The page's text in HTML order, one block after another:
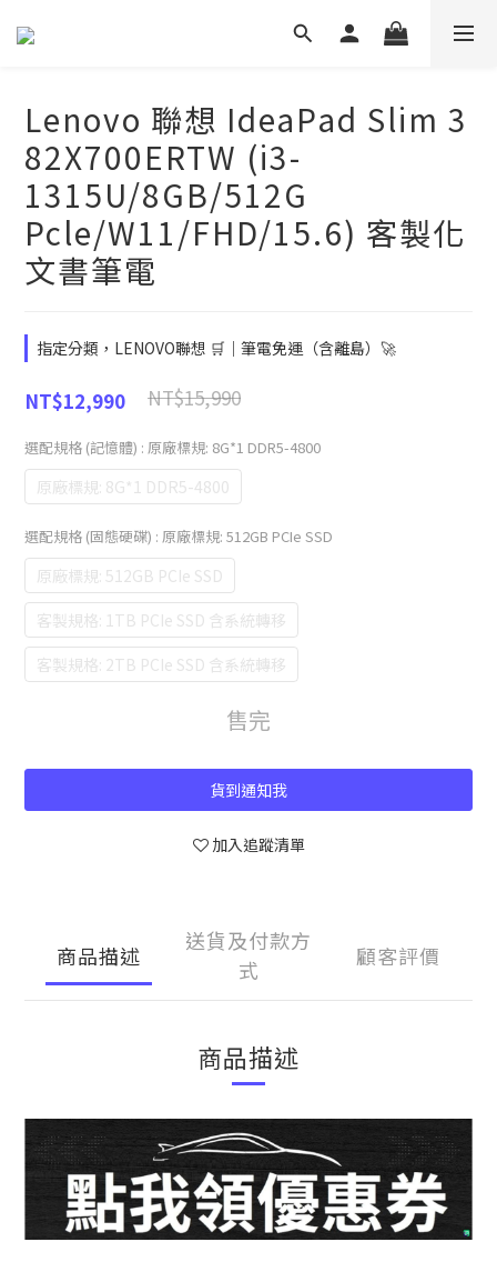
Lenovo 聯想 IdeaPad Slim 3
82X700ERTW (i3-
1315U/8GB/512G
Pcle/W11/FHD/15.6) 客製化
文書筆電
指定分類，LENOVO聯想 🛒｜筆電免運（含離島）🚀
NT$15,990
NT$12,990
選配規格 (記憶體) : 原廠標規: 8G*1 DDR5-4800
原廠標規: 8G*1 DDR5-4800
選配規格 (固態硬碟) : 原廠標規: 512GB PCIe SSD
原廠標規: 512GB PCIe SSD
客製規格: 1TB PCIe SSD 含系統轉移
客製規格: 2TB PCIe SSD 含系統轉移
售完
貨到通知我
加入追蹤清單
商品描述
送貨及付款方
式
顧客評價
商品描述